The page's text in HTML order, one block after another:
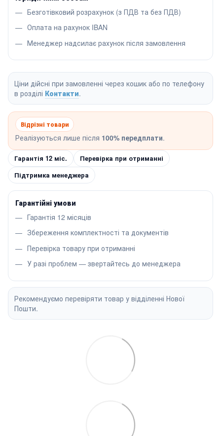
Безготівковий розрахунок (з ПДВ та без ПДВ)
Оплата на рахунок IBAN
Менеджер надсилає рахунок після замовлення
Ціни дійсні при замовленні через кошик або по телефону
в розділі Контакти.
Відрізні товари
Реалізуються лише після 100% передплати.
Гарантія 12 міс.
Перевірка при отриманні
Підтримка менеджера
Гарантійні умови
Гарантія 12 місяців
Збереження комплектності та документів
Перевірка товару при отриманні
У разі проблем — звертайтесь до менеджера
Рекомендуємо перевіряти товар у відділенні Нової
Пошти.